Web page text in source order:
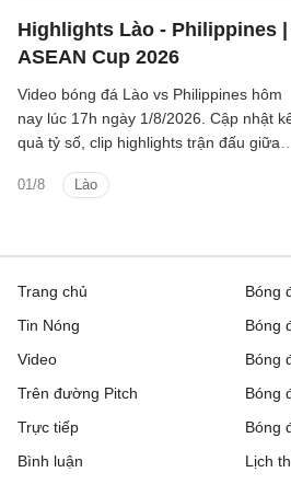
Highlights Lào - Philippines
ASEAN Cup 2026
01/8 Lào
Video bóng đá Lào vs Philippines hôm
nay lúc 17h ngày 1/8/2026. Cập nhật
quả tỷ số, clip highlights trận đấu giữa
2026).
Trang chủ
Tin Nóng
Video
Trên đường Pitch
Trực tiếp
Bóng
Bóng
Bóng
Bóng
Bóng
Bình luận
Lịch